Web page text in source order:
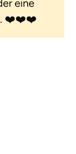
eine
❤️❤️❤️